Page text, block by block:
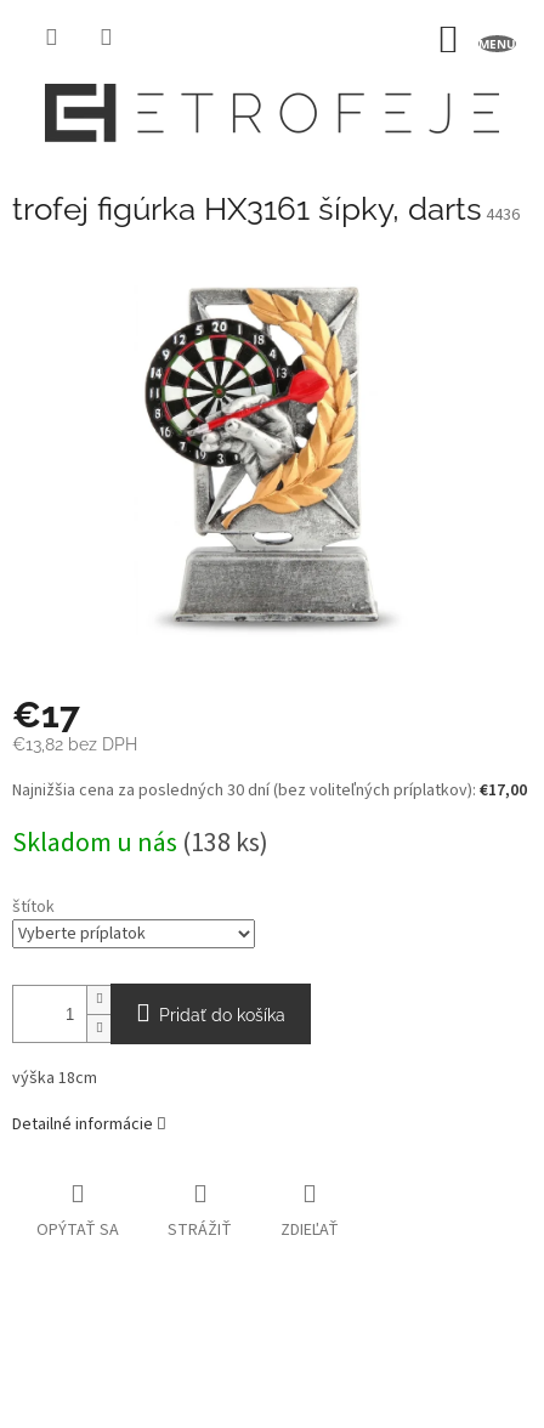
trofej figúrka HX3161 šípky, darts 4436
€17
€13,82 bez DPH
Jednotková
cena:
Najnižšia cena za posledných 30 dní (bez voliteľných príplatkov): €17,00
Skladom u nás (138 ks)
štítok
Pridať do košíka
výška 18cm
Detailné informácie
OPÝTAŤ SA STRÁŽIŤ ZDIEĽAŤ